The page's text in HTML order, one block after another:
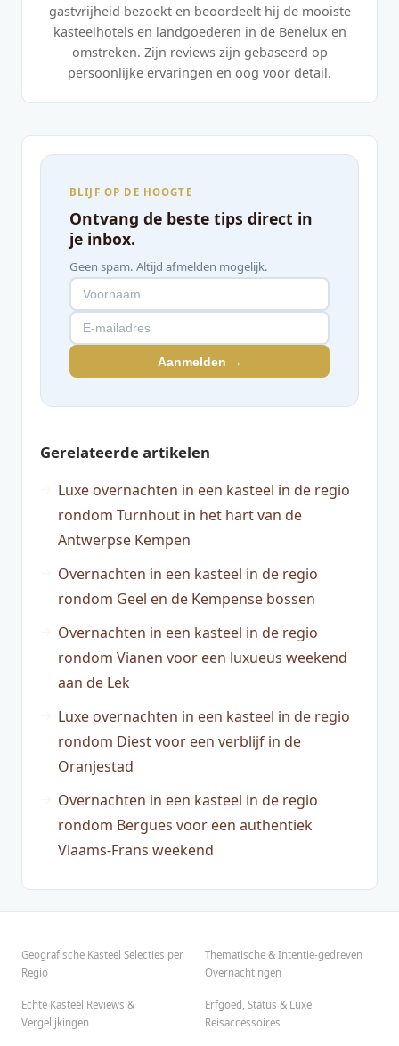
gastvrijheid bezoekt en beoordeelt hij de mooiste
kasteelhotels en landgoederen in de Benelux en
omstreken. Zijn reviews zijn gebaseerd op
persoonlijke ervaringen en oog voor detail.
BLIJF OP DE HOOGTE
Ontvang de beste tips direct in
je inbox.
Geen spam. Altijd afmelden mogelijk.
Aanmelden →
Gerelateerde artikelen
Luxe overnachten in een kasteel in de regio
rondom Turnhout in het hart van de
Antwerpse Kempen
Overnachten in een kasteel in de regio
rondom Geel en de Kempense bossen
Overnachten in een kasteel in de regio
rondom Vianen voor een luxueus weekend
aan de Lek
Luxe overnachten in een kasteel in de regio
rondom Diest voor een verblijf in de
Oranjestad
Overnachten in een kasteel in de regio
rondom Bergues voor een authentiek
Vlaams-Frans weekend
Geografische Kasteel Selecties per
Regio
Thematische & Intentie-gedreven
Overnachtingen
Echte Kasteel Reviews &
Vergelijkingen
Erfgoed, Status & Luxe
Reisaccessoires